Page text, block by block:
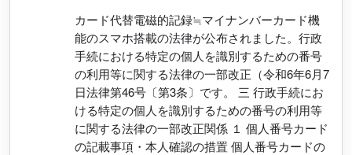
カード代替電磁的記録≒マイナンバーカード機
能のスマホ搭載の法律が公布されました。行政
手続における特定の個人を識別するための番号
の利用等に関する法律の一部改正（令和6年6月7
日法律第46号〔第3条〕です。 三 行政手続にお
ける特定の個人を識別するための番号の利用等
に関する法律の一部改正関係 １ 個人番号カード
の記載事項・本人確認の措置 個人番号カードの